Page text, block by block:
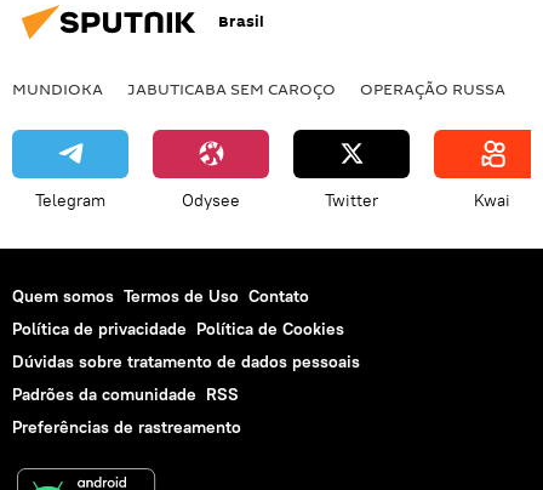
Brasil
MUNDIOKA JABUTICABA SEM CAROÇO OPERAÇÃO RUSSA
Telegram Odysee Twitter Kwai
Quem somos Termos de Uso Contato
Política de privacidade Política de Cookies
Dúvidas sobre tratamento de dados pessoais
Padrões da comunidade RSS
Preferências de rastreamento